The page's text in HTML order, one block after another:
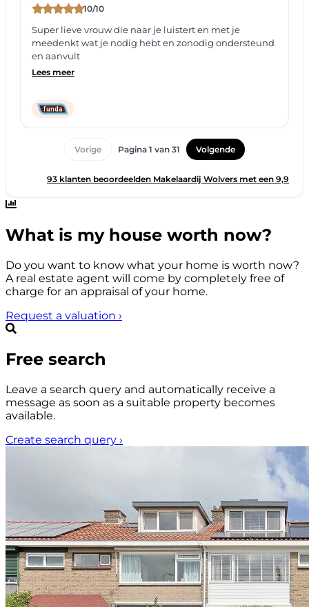
What is my house worth now?
Do you want to know what your home is worth now?
A real estate agent will come by completely free of
charge for an appraisal of your home.
Request a valuation ›
Free search
Leave a search query and automatically receive a
message as soon as a suitable property becomes
available.
Create search query ›